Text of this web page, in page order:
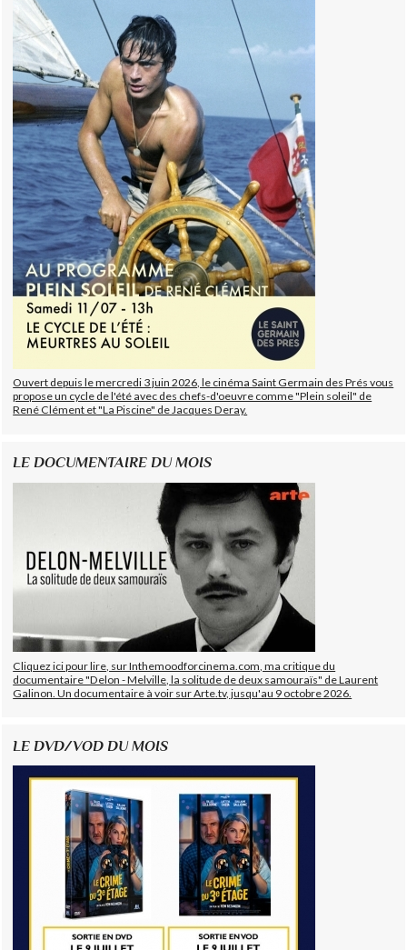
Ouvert depuis le mercredi 3 juin 2026, le cinéma Saint Germain des Prés vous
propose un cycle de l'été avec des chefs-d'oeuvre comme "Plein soleil" de
René Clément et "La Piscine" de Jacques Deray.
LE DOCUMENTAIRE DU MOIS
Cliquez ici pour lire, sur Inthemoodforcinema.com, ma critique du
documentaire "Delon - Melville, la solitude de deux samouraïs" de Laurent
Galinon. Un documentaire à voir sur Arte.tv, jusqu'au 9 octobre 2026.
LE DVD/VOD DU MOIS